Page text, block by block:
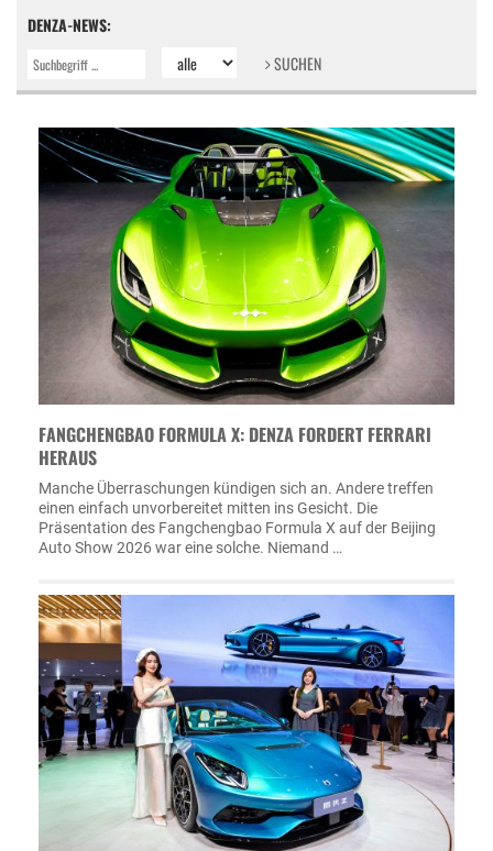
DENZA-NEWS:
SUCHEN
FANGCHENGBAO FORMULA X: DENZA FORDERT FERRARI
HERAUS
Manche Überraschungen kündigen sich an. Andere treffen
einen einfach unvorbereitet mitten ins Gesicht. Die
Präsentation des Fangchengbao Formula X auf der Beijing
Auto Show 2026 war eine solche. Niemand …